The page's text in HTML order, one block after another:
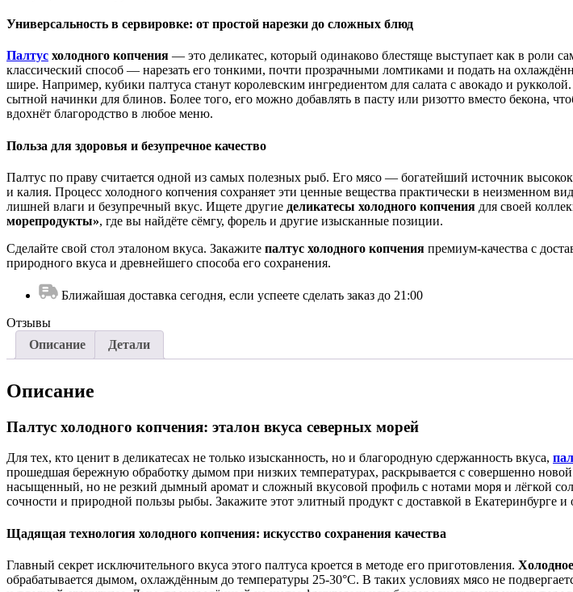
Универсальность в сервировке: от простой нарезки до сложных блюд
Палтус холодного копчения — это деликатес, который одинаково блестяще выступает как в роли
классический способ — нарезать его тонкими, почти прозрачными ломтиками и подать на
шире. Например, кубики палтуса станут королевским ингредиентом для салата с авокадо и
сытной начинки для блинов. Более того, его можно добавлять в пасту или ризотто вместо бекона,
вдохнёт благородство в любое меню.
Польза для здоровья и безупречное качество
Палтус по праву считается одной из самых полезных рыб. Его мясо — богатейший источник
и калия. Процесс холодного копчения сохраняет эти ценные вещества практически в неизменном
лишней влаги и безупречный вкус. Ищете другие деликатесы холодного копчения для своей
морепродукты», где вы найдёте сёмгу, форель и другие изысканные позиции.
Сделайте свой стол эталоном вкуса. Закажите палтус холодного копчения премиум-качества с
природного вкуса и древнейшего способа его сохранения.
Ближайшая доставка сегодня, если успеете сделать заказ до 21:00
Отзывы
Описание
Детали
Описание
Палтус холодного копчения: эталон вкуса северных морей
Для тех, кто ценит в деликатесах не только изысканность, но и благородную сдержанность вкуса,
прошедшая бережную обработку дымом при низких температурах, раскрывается с совершенно
насыщенный, но не резкий дымный аромат и сложный вкусовой профиль с нотами моря и лёгкой
сочности и природной пользы рыбы. Закажите этот элитный продукт с доставкой в Екатеринбурге
Щадящая технология холодного копчения: искусство сохранения качества
Главный секрет исключительного вкуса этого палтуса кроется в методе его приготовления.
обрабатывается дымом, охлаждённым до температуры 25-30°C. В таких условиях мясо не